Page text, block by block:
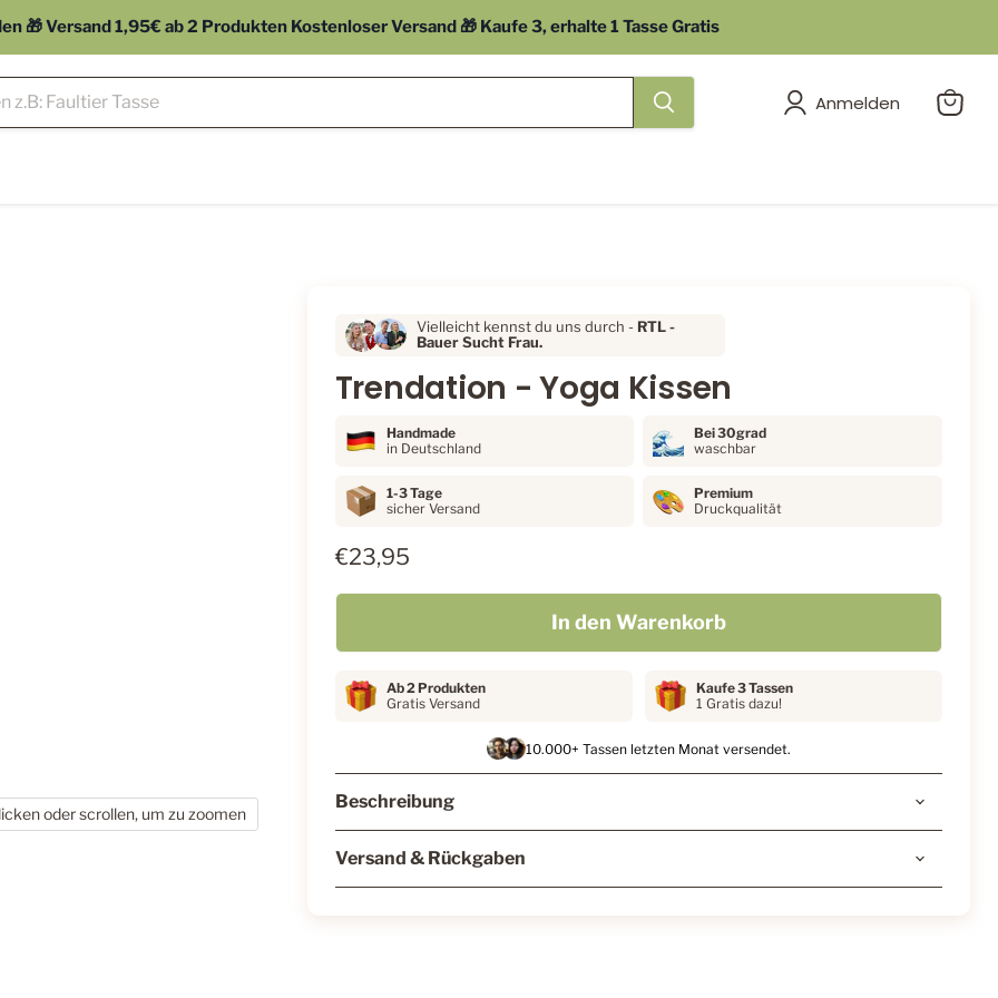
🎁 Versand 1,95€ ab 2 Produkten Kostenloser Versand 🎁 Kaufe 3, erhalte 1 Tasse Gratis
Anmelden
oder scrollen, um zu zoomen
Vielleicht kennst du uns durch - RTL -
Bauer Sucht Frau.
Trendation - Yoga Kissen
Handmade
in Deutschland
Bei 30grad
waschbar
1-3 Tage
sicher Versand
Premium
Druckqualität
€23,95
In den Warenkorb
Ab 2 Produkten
Gratis Versand
Kaufe 3 Tassen
1 Gratis dazu!
10.000+ Tassen letzten Monat versendet.
Beschreibung
Versand & Rückgaben